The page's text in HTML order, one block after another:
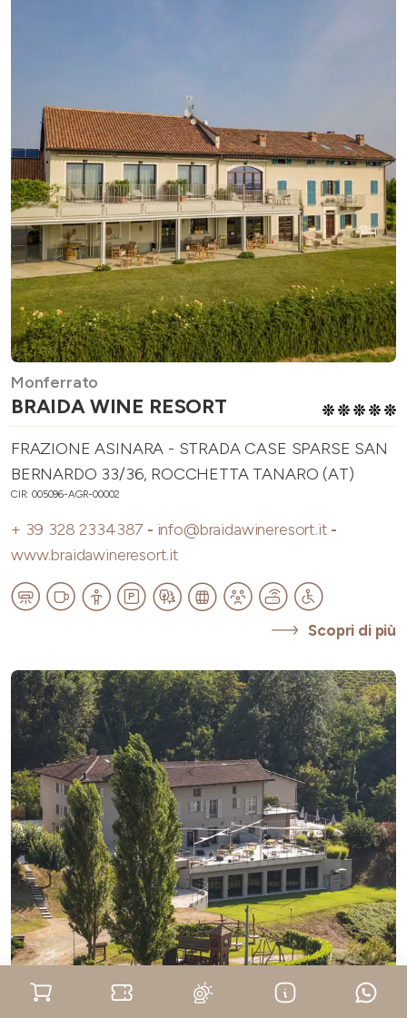
Monferrato
BRAIDA WINE RESORT
FRAZIONE ASINARA - STRADA CASE SPARSE SAN
BERNARDO 33/36, ROCCHETTA TANARO (AT)
CIR: 005096-AGR-00002
+ 39 328 2334387 - info@braidawineresort.it -
www.braidawineresort.it
Scopri di più